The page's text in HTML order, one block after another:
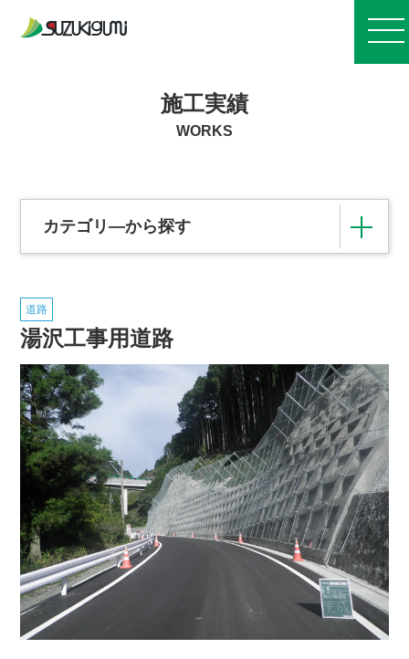
事業紹介
採用情報
お問い合わせ
施工実績
WORKS
カテゴリ―から探す
その他の施設 住宅団地造成・各種開発事業
港湾
事務所・店舗 住宅 共同住宅 学校
工場 特殊建築 病院 神社仏閣
福祉関連施設
道路
湯沢工事用道路